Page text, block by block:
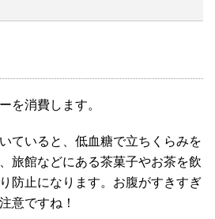
を消費します。
ていると、低血糖で立ちくらみを
旅館などにある茶菓子やお茶を飲
防止になります。お腹がすきすぎ
意ですね！